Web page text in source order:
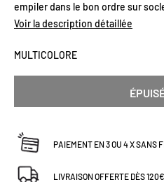
empiler dans le bon ordre sur
pour finir en beauté !
Voir la description détaillée
MULTICOLORE
PAIEMENT EN 3 OU 4 X SANS
LIVRAISON OFFERTE DÈS 120€